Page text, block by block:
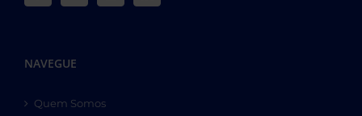
NAVEGUE
Quem Somos